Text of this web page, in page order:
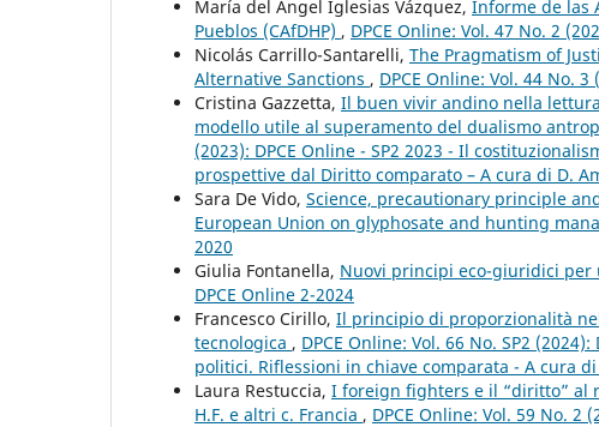
María del Ángel Iglesias Vázquez, Informe de las
Pueblos (CAfDHP) , DPCE Online: Vol. 47 No. 2
Nicolás Carrillo-Santarelli, The Pragmatism of
Alternative Sanctions , DPCE Online: Vol. 44 No. 3
Cristina Gazzetta, Il buen vivir andino nella
modello utile al superamento del dualismo
(2023): DPCE Online - SP2 2023 - Il
prospettive dal Diritto comparato – A cura di D.
Sara De Vido, Science, precautionary principle
European Union on glyphosate and hunting
2020
Giulia Fontanella, Nuovi principi eco-giuridici
DPCE Online 2-2024
Francesco Cirillo, Il principio di proporzionalità
tecnologica , DPCE Online: Vol. 66 No. SP2
politici. Riflessioni in chiave comparata - A cura di
Laura Restuccia, I foreign fighters e il “diritto” al
H.F. e altri c. Francia , DPCE Online: Vol. 59 No. 2